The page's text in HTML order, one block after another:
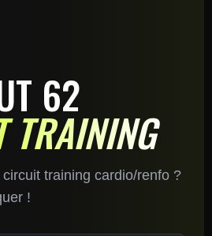
62
TRAINING
training cardio/renfo ?
!